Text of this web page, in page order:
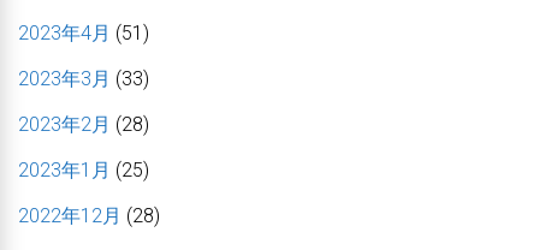
2023年4月 (51)
2023年3月 (33)
2023年2月 (28)
2023年1月 (25)
2022年12月 (28)